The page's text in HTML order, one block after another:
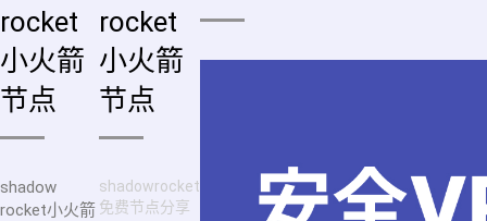
rocket
小火箭
节点
shadow
rocket小火箭
rocket
小火箭
节点
shadowrocket
免费节点分享